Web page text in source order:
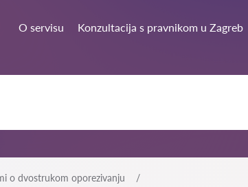
O servisu Konzultacija s pravnikom u Zagreb
o dvostrukom oporezivanju